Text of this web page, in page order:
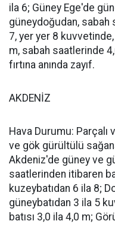
ila 6; Güney Ege'de
güneydoğudan, sabah
7, yer yer 8
m, sabah saatlerinde
fırtına anında zayıf.
AKDENİZ
Hava Durumu: Parçalı
ve gök gürültülü
Akdeniz'de güney ve
saatlerinden itibaren
kuzeybatıdan 6 ila 8;
güneybatıdan 3 ila 5
batısı 3,0 ila 4,0 m;